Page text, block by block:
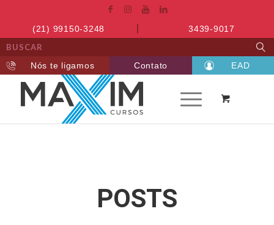
(21) 99150-3248 3439-9017
Nós te ligamos Contato EAD
POSTS